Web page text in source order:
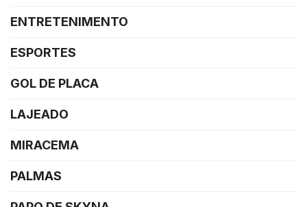
ENTRETENIMENTO
ESPORTES
GOL DE PLACA
LAJEADO
MIRACEMA
PALMAS